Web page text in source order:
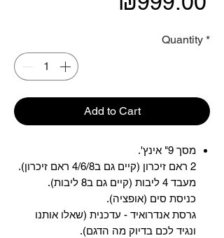
Quantity *
Add to Cart
מסך 9" אינץ'.
2 ראם זיכרון (קיים גם ב4/6/8 ראם זיכרון).
מעבד 4 ליבות (קיים גם ב8 ליבות).
כניסת סים (אופציה).
גרסת אנדרואיד - עדכנית (שאלו אותנו
ונגיד לכם בדיוק מה הדגם).